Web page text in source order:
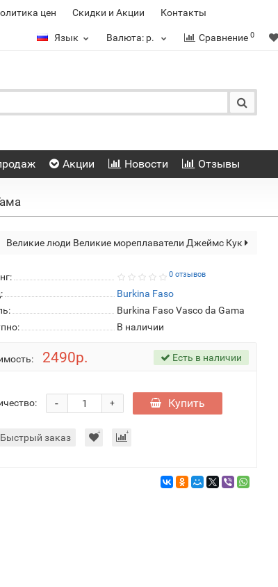
цен Скидки и Акции Контакты
Язык Валюта: р. Сравнение 0
Акции Новости Отзывы
Великие люди Великие мореплаватели Джеймс Кук
0 отзывов
Burkina Faso
Burkina Faso Vasco da Gama
В наличии
2490р. Есть в наличии
+
- Купить
Быстрый заказ